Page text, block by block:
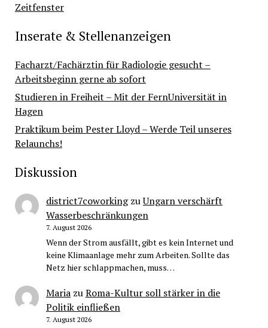
Zeitfenster
Inserate & Stellenanzeigen
Facharzt/Fachärztin für Radiologie gesucht –
Arbeitsbeginn gerne ab sofort
Studieren in Freiheit – Mit der FernUniversität in
Hagen
Praktikum beim Pester Lloyd – Werde Teil unseres
Relaunchs!
Diskussion
district7coworkingzuUngarn verschärft
Wasserbeschränkungen
7. August 2026
Wenn der Strom ausfällt, gibt es kein Internet und
keine Klimaanlage mehr zum Arbeiten. Sollte das
Netz hier schlappmachen, muss…
MariazuRoma-Kultur soll stärker in die
Politik einfließen
7. August 2026